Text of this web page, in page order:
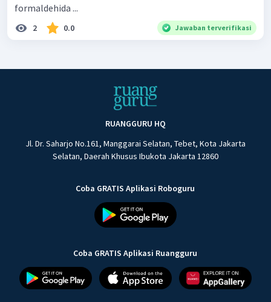
formaldehida ...
2 0.0 Jawaban terverifikasi
RUANGGURU HQ
Jl. Dr. Saharjo No.161, Manggarai Selatan, Tebet, Kota Jakarta
Selatan, Daerah Khusus Ibukota Jakarta 12860
Coba GRATIS Aplikasi Roboguru
Coba GRATIS Aplikasi Ruangguru